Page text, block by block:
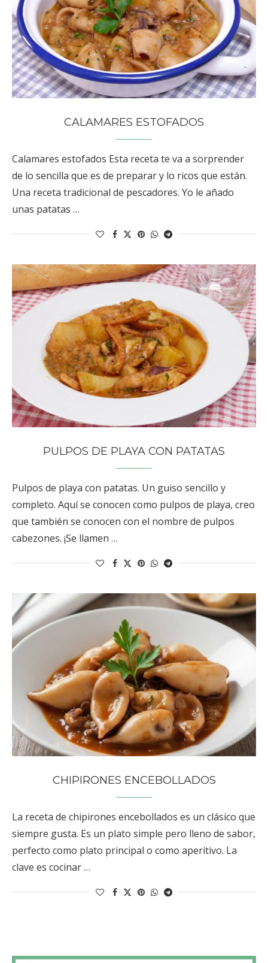
CALAMARES ESTOFADOS
Calamares estofados Esta receta te va a sorprender
de lo sencilla que es de preparar y lo ricos que están.
Una receta tradicional de pescadores. Yo le añado
unas patatas …
PULPOS DE PLAYA CON PATATAS
Pulpos de playa con patatas. Un guiso sencillo y
completo. Aquí se conocen como pulpos de playa, creo
que también se conocen con el nombre de pulpos
cabezones. ¡Se llamen …
CHIPIRONES ENCEBOLLADOS
La receta de chipirones encebollados es un clásico que
siempre gusta. Es un plato simple pero lleno de sabor,
perfecto como plato principal o como aperitivo. La
clave es cocinar …